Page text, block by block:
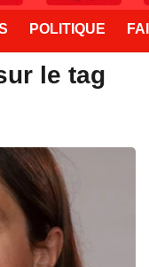
POLITIQUE
le tag